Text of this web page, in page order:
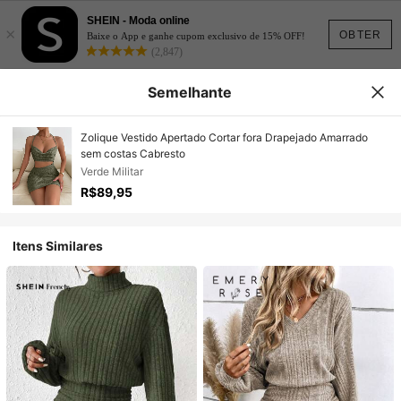
OBTER
×
SHEIN - Moda online
Baixe o App e ganhe cupom exclusivo de 15% OFF!
(2,847)
Semelhante
Zolique Vestido Apertado Cortar fora Drapejado Amarrado
sem costas Cabresto
Verde Militar
R$89,95
Itens Similares